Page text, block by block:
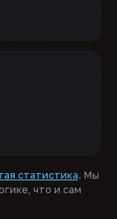
статистика. Мы
что и сам